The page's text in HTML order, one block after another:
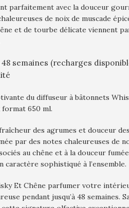
parfaitement avec la douceur
de noix de muscade
et de tourbe délicate viennent
semaines (recharges
du diffuseur à bâtonnets
650 ml.
des agrumes et douceur
par des notes chaleureuses de
au chêne et à la douceur
sophistiqué à l’ensemble.
Et Chêne parfumer votre
pendant jusqu’à 48 semaines.